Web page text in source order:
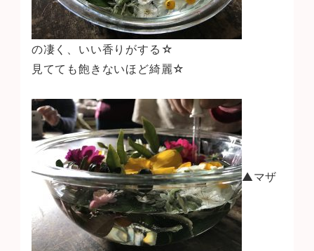
の凄く、いい香りがする☆
見てても飽きないほど綺麗☆
▲マザ